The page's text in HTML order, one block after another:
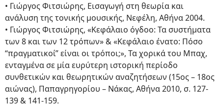
• Γιώργος Φιτσιώρης, Εισαγωγή στη θεωρία και
ανάλυση της τονικής μουσικής, Νεφέλη, Αθήνα 2004.
• Γιώργος Φιτσιώρης, «Κεφάλαιο όγδοο: Τα συστήματα
των 8 και των 12 τρόπων» & «Κεφάλαιο ένατο: Πόσο
“πραγματικοί” είναι οι τρόποι;», Τα χορικά του Μπαχ,
ενταγμένα σε μία ευρύτερη ιστορική περίοδο
συνθετικών και θεωρητικών αναζητήσεων (15ος – 18ος
αιώνας), Παπαγρηγορίου – Νάκας, Αθήνα 2010, σ. 127-
139 & 141-159.